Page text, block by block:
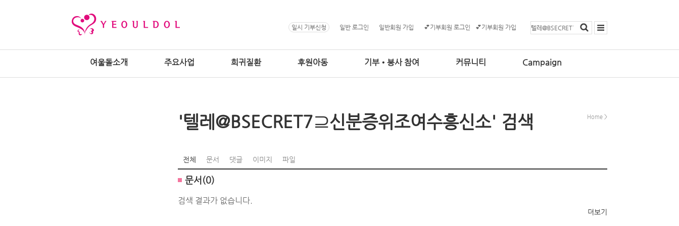
일시 기부신청 일반 로그인 일반회원 가입 💕기부회원 로그인 💕기부회원 가입
여울돌소개 주요사업 희귀질환 후원아동 기부•봉사 참여 커뮤니티 Campaign
Home >
'텔레@BSECRET7⊇신분증위조여수흥신소' 검색
전체 문서 댓글 이미지 파일
문서(0)
검색 결과가 없습니다.
더보기